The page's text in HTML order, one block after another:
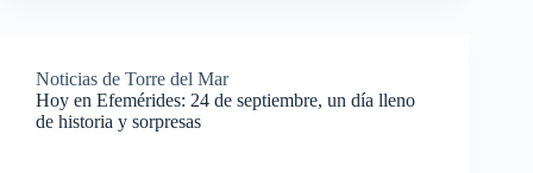
Noticias de Torre del Mar
Hoy en Efemérides: 24 de septiembre, un día lleno
de historia y sorpresas